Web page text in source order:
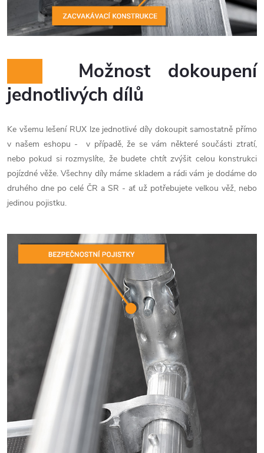
Možnost dokoupení
jednotlivých dílů
Ke všemu lešení RUX lze jednotlivé díly dokoupit samostatně přímo
v našem eshopu - v případě, že se vám některé součásti ztratí,
nebo pokud si rozmyslíte, že budete chtít zvýšit celou konstrukci
pojízdné věže. Všechny díly máme skladem a rádi vám je dodáme do
druhého dne po celé ČR a SR - ať už potřebujete velkou věž, nebo
jedinou pojistku.